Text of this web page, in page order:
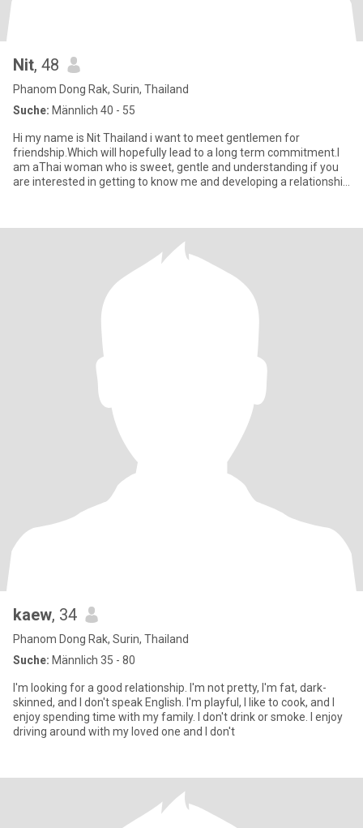
Nit, 48
Phanom Dong Rak, Surin, Thailand
Suche: Männlich 40 - 55
Hi my name is Nit Thailand i want to meet gentlemen for
friendship.Which will hopefully lead to a long term commitment.I
am aThai woman who is sweet, gentle and understanding if you
are interested in getting to know me and developing a relationship
kaew, 34
Phanom Dong Rak, Surin, Thailand
Suche: Männlich 35 - 80
I'm looking for a good relationship. I'm not pretty, I'm fat, dark-
skinned, and I don't speak English. I'm playful, I like to cook, and I
enjoy spending time with my family. I don't drink or smoke. I enjoy
driving around with my loved one and I don't